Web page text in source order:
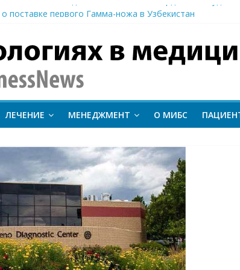
важно следить за состоянием сердечно-
лечения метастатического трижды негативного
метода протонной терапии ConformalFLASH на
и новый этап развития ядерной медицины:
ЛЕЧЕНИЕ МЕНЕДЖМЕНТ О МИБС